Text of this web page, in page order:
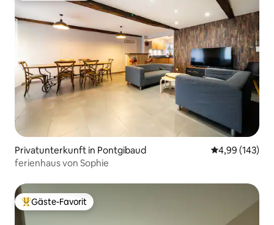
Privatunterkunft in Pontgibaud
4,99 (143)
ferienhaus von Sophie
Beliebter Gäste-Favorit.
Gäste-Favorit